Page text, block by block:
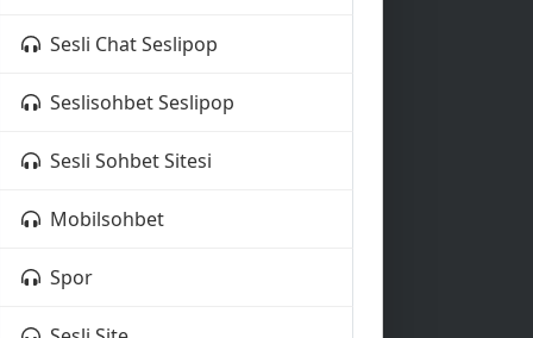
Sesli Chat Seslipop
Seslisohbet Seslipop
Sesli Sohbet Sitesi
Mobilsohbet
Spor